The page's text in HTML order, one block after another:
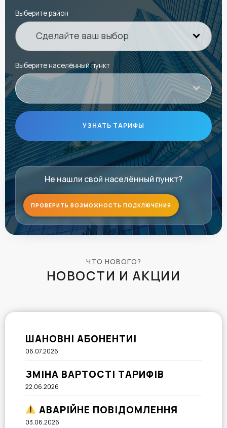
Выберите район
Сделайте ваш выбор
Выберите населённый пункт
УЗНАТЬ ТАРИФЫ
Не нашли свой населённый пункт?
ПРОВЕРИТЬ ВОЗМОЖНОСТЬ ПОДКЛЮЧЕНИЯ
ЧТО НОВОГО?
НОВОСТИ И АКЦИИ
ШАНОВНІ АБОНЕНТИ!
06.07.2026
ЗМІНА ВАРТОСТІ ТАРИФІВ
22.06.2026
АВАРІЙНЕ ПОВІДОМЛЕННЯ
03.06.2026